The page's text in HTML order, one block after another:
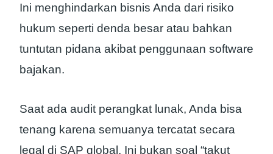
Ini menghindarkan bisnis Anda dari risiko
hukum seperti denda besar atau bahkan
tuntutan pidana akibat penggunaan software
bajakan.
Saat ada audit perangkat lunak, Anda bisa
tenang karena semuanya tercatat secara
legal di SAP global. Ini bukan soal “takut